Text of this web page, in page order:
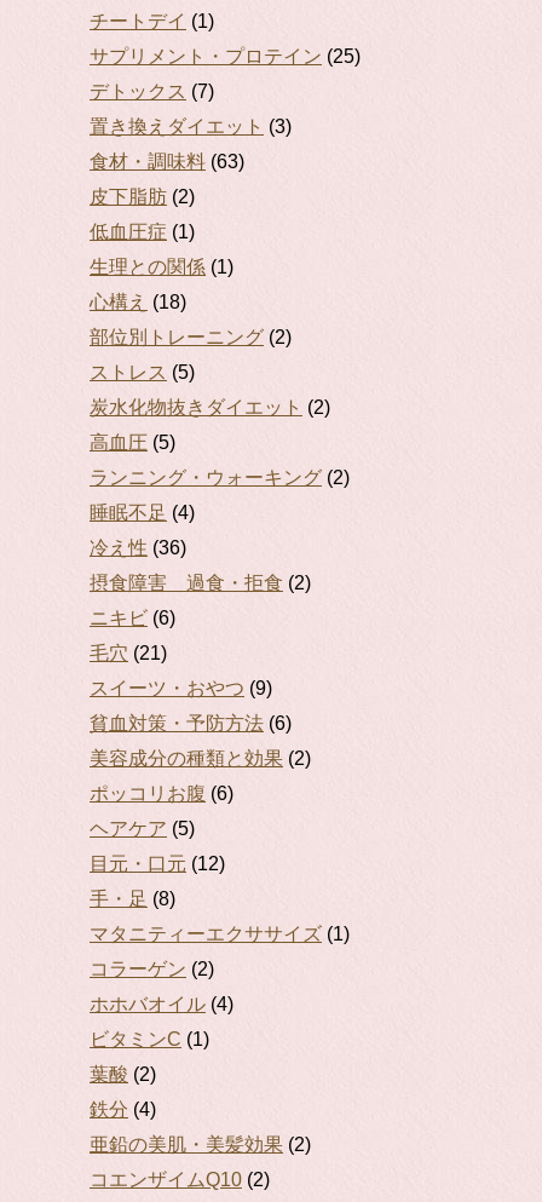
チートデイ (1)
サプリメント・プロテイン (25)
デトックス (7)
置き換えダイエット (3)
食材・調味料 (63)
皮下脂肪 (2)
低血圧症 (1)
生理との関係 (1)
心構え (18)
部位別トレーニング (2)
ストレス (5)
炭水化物抜きダイエット (2)
高血圧 (5)
ランニング・ウォーキング (2)
睡眠不足 (4)
冷え性 (36)
摂食障害 過食・拒食 (2)
ニキビ (6)
毛穴 (21)
スイーツ・おやつ (9)
貧血対策・予防方法 (6)
美容成分の種類と効果 (2)
ポッコリお腹 (6)
ヘアケア (5)
目元・口元 (12)
手・足 (8)
マタニティーエクササイズ (1)
コラーゲン (2)
ホホバオイル (4)
ビタミンC (1)
葉酸 (2)
鉄分 (4)
亜鉛の美肌・美髪効果 (2)
コエンザイムQ10 (2)